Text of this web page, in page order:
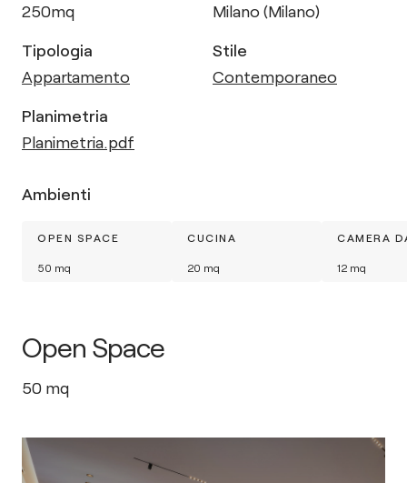
250mq
Milano (Milano)
Tipologia
Appartamento
Stile
Contemporaneo
Planimetria
Planimetria.pdf
Ambienti
OPEN SPACE
50 mq
CUCINA
20 mq
CAMERA
12 mq
Open Space
50 mq